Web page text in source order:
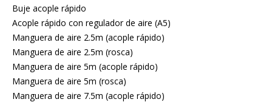
Buje acople rápido
Acople rápido con regulador de aire (A5)
Manguera de aire 2.5m (acople rápido)
Manguera de aire 2.5m (rosca)
Manguera de aire 5m (acople rápido)
Manguera de aire 5m (rosca)
Manguera de aire 7.5m (acople rápido)